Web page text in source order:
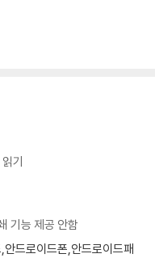
기
기능 제공 안함
드로이드폰,안드로이드패